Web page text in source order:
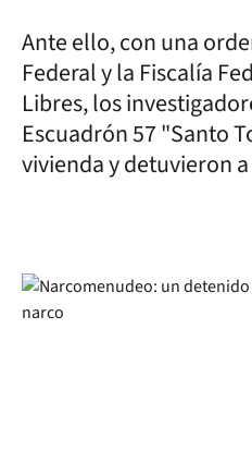
Ante ello, con una
Federal y la Fiscalía
Libres, los
Escuadrón 57 "Santo
vivienda y detuvieron